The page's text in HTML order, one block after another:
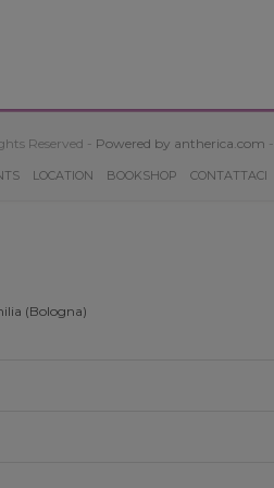
Reserved - Powered by antherica.com -
LOCATION BOOKSHOP CONTATTACI
(Bologna)